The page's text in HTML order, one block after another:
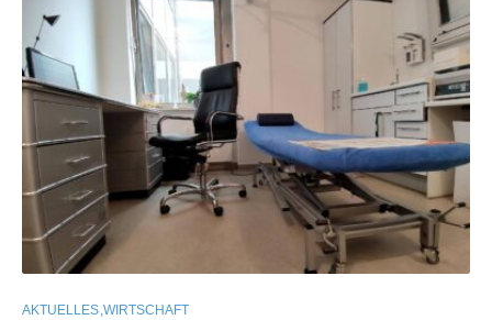
AKTUELLES WIRTSCHAFT